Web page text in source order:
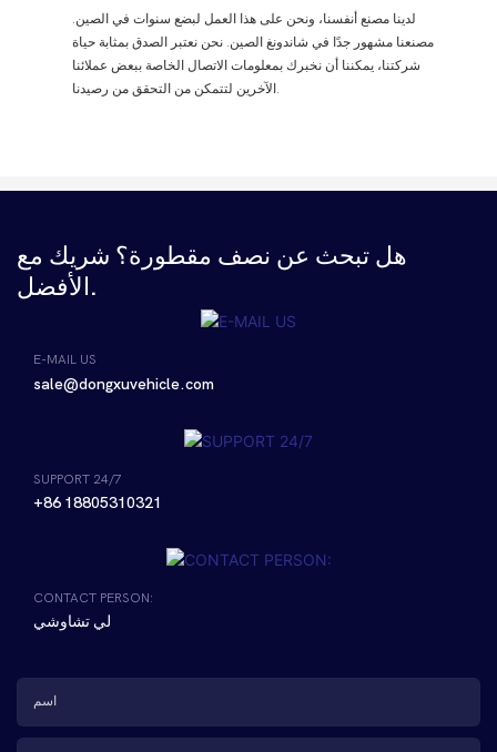
لدينا مصنع أنفسنا، ونحن على هذا العمل لبضع سنوات في الصين.
مصنعنا مشهور جدًا في شاندونغ الصين. نحن نعتبر الصدق بمثابة حياة
شركتنا، يمكننا أن نخبرك بمعلومات الاتصال الخاصة ببعض عملائنا
الآخرين لتتمكن من التحقق من رصيدنا.
هل تبحث عن نصف مقطورة؟ شريك مع
الأفضل.
E-MAIL US
sale@dongxuvehicle.com
SUPPORT 24/7
+86 18805310321
CONTACT PERSON:
لي تشاوشي
اسم